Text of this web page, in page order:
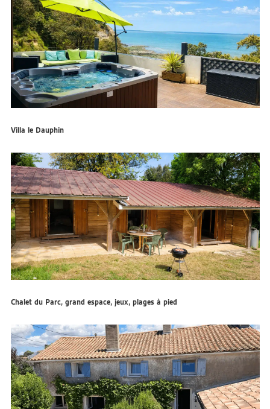
Villa le Dauphin
Chalet du Parc, grand espace, jeux, plages à pied